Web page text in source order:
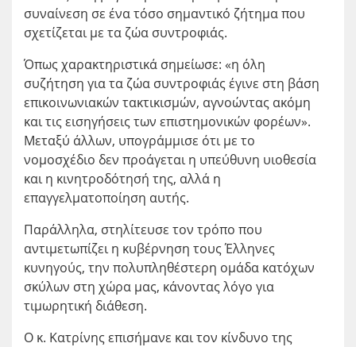
συναίνεση σε ένα τόσο σημαντικό ζήτημα που
σχετίζεται με τα ζώα συντροφιάς.
Όπως χαρακτηριστικά σημείωσε: «η όλη
συζήτηση για τα ζώα συντροφιάς έγινε στη βάση
επικοινωνιακών τακτικισμών, αγνοώντας ακόμη
και τις εισηγήσεις των επιστημονικών φορέων».
Μεταξύ άλλων, υπογράμμισε ότι με το
νομοσχέδιο δεν προάγεται η υπεύθυνη υιοθεσία
και η κινητροδότησή της, αλλά η
επαγγελματοποίηση αυτής.
Παράλληλα, στηλίτευσε τον τρόπο που
αντιμετωπίζει η κυβέρνηση τους Έλληνες
κυνηγούς, την πολυπληθέστερη ομάδα κατόχων
σκύλων στη χώρα μας, κάνοντας λόγο για
τιμωρητική διάθεση.
Ο κ. Κατρίνης επισήμανε και τον κίνδυνο της